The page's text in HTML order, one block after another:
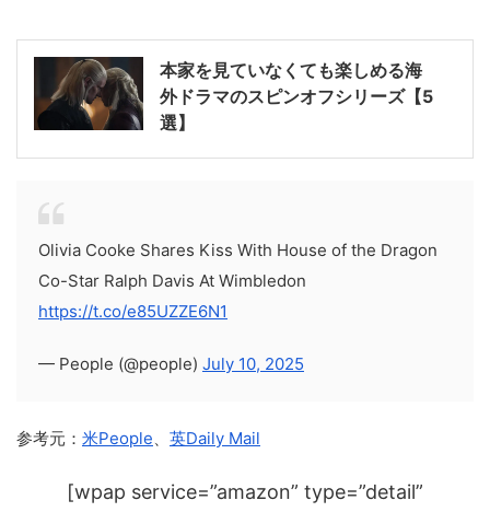
本家を見ていなくても楽しめる海
外ドラマのスピンオフシリーズ【5
選】
Olivia Cooke Shares Kiss With House of the Dragon
Co-Star Ralph Davis At Wimbledon
https://t.co/e85UZZE6N1
— People (@people) July 10, 2025
参考元： 米People、 英Daily Mail
[wpap service=”amazon” type=”detail”